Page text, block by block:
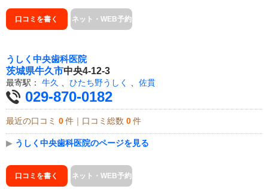
口コミを書く ネット・WEB予約
うしく中央歯科医院
茨城県牛久市中央4-12-3
最寄駅： 牛久 ひたち野うしく 佐貫
029-870-0182
最近の口コミ 0 件｜口コミ総数 0 件
▶ うしく中央歯科医院のページを見る
口コミを書く ネット・WEB予約